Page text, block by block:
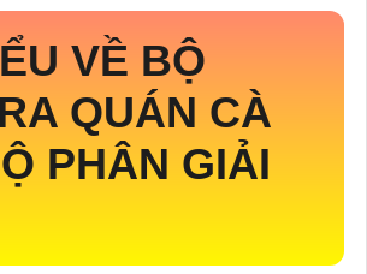
VỀ BỘ
QUÁN CÀ
PHÂN GIẢI